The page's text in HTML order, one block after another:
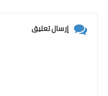
إرسال تعليق